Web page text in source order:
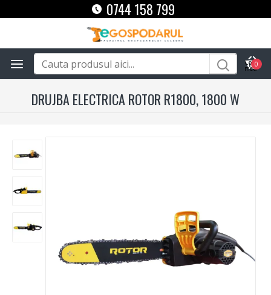
0744 158 799
0
DRUJBA ELECTRICA ROTOR R1800, 1800 W